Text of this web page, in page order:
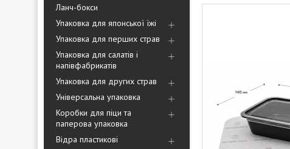
Ланч-бокси
Упаковка для японської їжі
Упаковка для перших страв
Упаковка для салатів і
напівфабрикатів
Упаковка для других страв
Універсальна упаковка
Коробки для піци та
паперова упаковка
Відра пластикові